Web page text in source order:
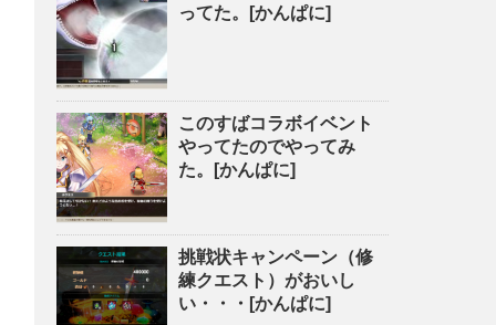
ってた。[かんぱに]
このすばコラボイベント
やってたのでやってみ
た。[かんぱに]
挑戦状キャンペーン（修
練クエスト）がおいし
い・・・[かんぱに]